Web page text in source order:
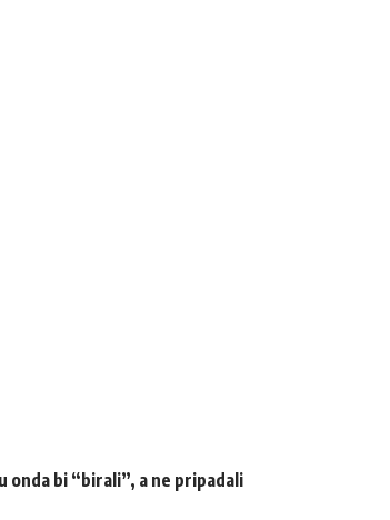
onda bi “birali”, a ne pripadali